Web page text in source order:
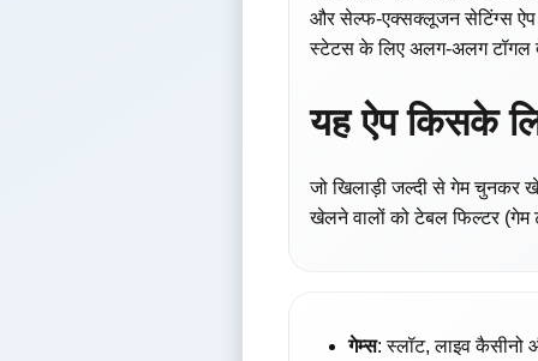
और सेल्फ-एक्सक्लूजन सेटिंग्स ऐप
स्टेटस के लिए अलग-अलग टॉगल
यह ऐप किसके
जो खिलाड़ी जल्दी से गेम चुनकर
खेलने वालों को टेबल फिल्टर (गेम
गेम्स: स्लॉट, लाइव कैसीनो